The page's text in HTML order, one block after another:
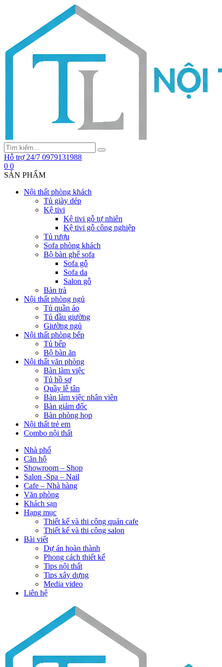
Hỗ trợ 24/7 0979131988
0 0
SẢN PHẨM
Nội thất phòng khách
Tủ giày dép
Kệ tivi
Kệ tivi gỗ tự nhiên
Kệ tivi gỗ công nghiệp
Tủ rượu
Sofa phòng khách
Bộ bàn ghế sofa
Sofa gỗ
Sofa da
Salon gỗ
Bàn trà
Nội thất phòng ngủ
Tủ quần áo
Tủ đầu giường
Giường ngủ
Nội thất phòng bếp
Tủ bếp
Bộ bàn ăn
Nội thất văn phòng
Bàn làm việc
Tủ hồ sơ
Quầy lễ tân
Bàn làm việc nhân viên
Bàn giám đốc
Bàn phòng họp
Nội thất trẻ em
Combo nội thất
Nhà phố
Căn hộ
Showroom – Shop
Salon -Spa – Nail
Cafe – Nhà hàng
Văn phòng
Khách sạn
Hạng mục
Thiết kế và thi công quán cafe
Thiết kế và thi công salon
Bài viết
Dự án hoàn thành
Phong cách thiết kế
Tips nội thất
Tips xây dựng
Media video
Liên hệ